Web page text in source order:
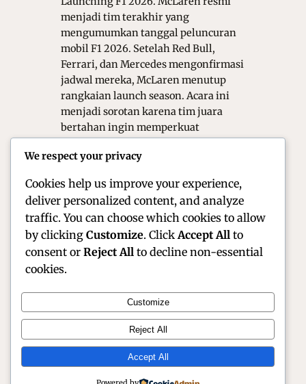
menjadi tim terakhir yang
mengumumkan tanggal peluncuran
mobil F1 2026. Setelah Red Bull,
Ferrari, dan Mercedes mengonfirmasi
jadwal mereka, McLaren menutup
rangkaian launch season. Acara ini
menjadi sorotan karena tim juara
bertahan ingin memperkuat
Pentingnya Peluncuran Mobil F1
Official Site of Christian Montanari | Racer &
Motorsport Profile
We respect your privacy
Cookies help us improve your experience,
deliver personalized content, and analyze
traffic. You can choose which cookies to allow
by clicking Customize. Click Accept All to
consent or Reject All to decline non-essential
cookies.
Customize
Reject All
Accept All